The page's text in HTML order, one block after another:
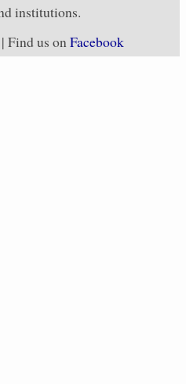
institutions.
| Find us onFacebook